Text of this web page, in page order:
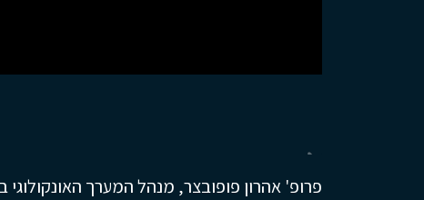
פרופ' אהרון פופובצר, מנהל המערך